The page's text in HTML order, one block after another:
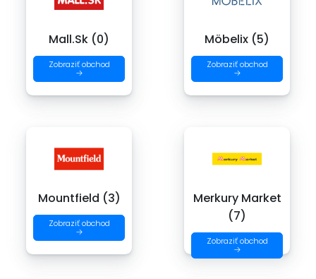
Mall.Sk (0)
Zobraziť obchod
→
Möbelix (5)
Zobraziť obchod
→
Mountfield (3)
Zobraziť obchod
→
Merkury Market
(7)
Zobraziť obchod
→